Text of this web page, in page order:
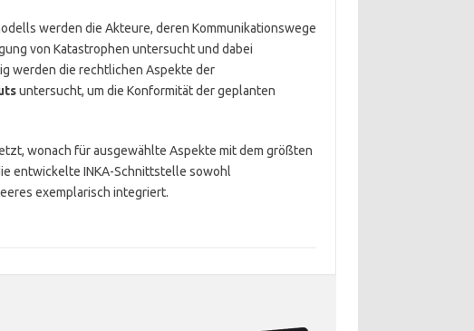
werden die Akteure, deren Kommunikationswege
von Katastrophen untersucht und dabei
werden die rechtlichen Aspekte der
untersucht, um die Konformität der geplanten
wonach für ausgewählte Aspekte mit dem größten
entwickelte INKA-Schnittstelle sowohl
exemplarisch integriert.